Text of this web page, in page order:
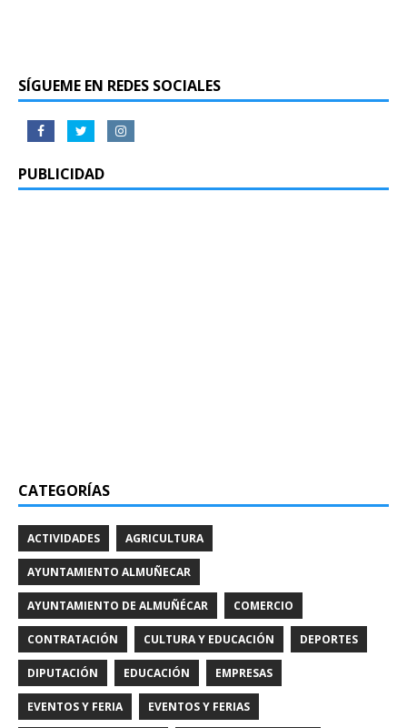
SÍGUEME EN REDES SOCIALES
PUBLICIDAD
CATEGORÍAS
ACTIVIDADES AGRICULTURA
AYUNTAMIENTO ALMUÑECAR
AYUNTAMIENTO DE ALMUÑÉCAR COMERCIO
CONTRATACIÓN CULTURA Y EDUCACIÓN DEPORTES
DIPUTACIÓN EDUCACIÓN EMPRESAS
EVENTOS Y FERIA EVENTOS Y FERIAS